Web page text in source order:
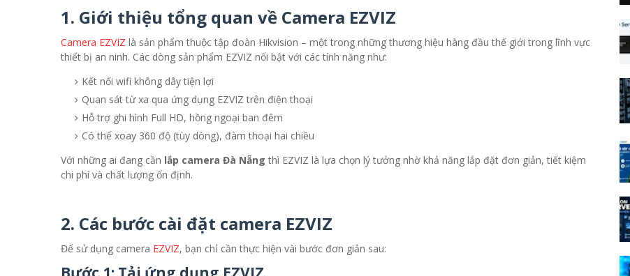
1. Giới thiệu tổng quan về Camera EZVIZ
Camera EZVIZ là sản phẩm thuộc tập đoàn Hikvision – một trong những thương hiệu hàng đầu thế giới trong lĩnh vực
thiết bị an ninh. Các dòng sản phẩm EZVIZ nổi bật với các tính năng như:
Kết nối wifi không dây tiện lợi
Quan sát từ xa qua ứng dụng EZVIZ trên điện thoại
Hỗ trợ ghi hình Full HD, hồng ngoại ban đêm
Có thể xoay 360 độ (tùy dòng), đàm thoại hai chiều
Với những ai đang cần lắp camera Đà Nẵng thì EZVIZ là lựa chọn lý tưởng nhờ khả năng lắp đặt đơn giản, tiết kiệm
chi phí và chất lượng ổn định.
2. Các bước cài đặt camera EZVIZ
Để sử dụng camera EZVIZ, bạn chỉ cần thực hiện vài bước đơn giản sau: